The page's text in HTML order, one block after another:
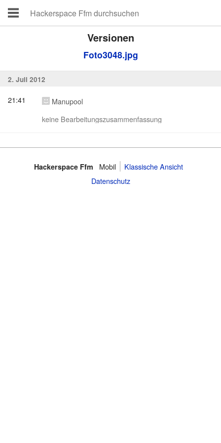
Versionen
Foto3048.jpg
2. Juli 2012
Manupool
keine Bearbeitungszusammenfassung
21:41
Hackerspace Ffm Mobil
Klassische Ansicht
Datenschutz